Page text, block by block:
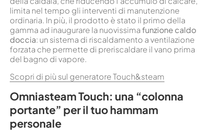
limita nel tempo gli interventi di manutenzione
ordinaria. In più, il prodotto è stato il primo della
gamma ad inaugurare la nuovissimafunzione caldo
doccia: un sistema di riscaldamento a ventilazione
forzata che permette di preriscaldare il vano prima
del bagno di vapore.
Scopri di più sul generatore Touch&steam
Omniasteam Touch: una “colonna
portante” per il tuo hammam
personale